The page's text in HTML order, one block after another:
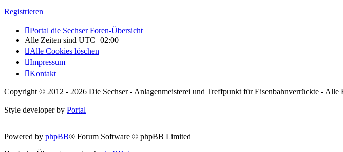
Registrieren
Portal die Sechser Foren-Übersicht
Alle Zeiten sind UTC+02:00
Alle Cookies löschen
Impressum
Kontakt
Copyright © 2012 - 2026 Die Sechser - Anlagenmeisterei und Treffpunkt für Eisenbahnverrückte - Alle
Style developer by Portal
Powered by phpBB® Forum Software © phpBB Limited